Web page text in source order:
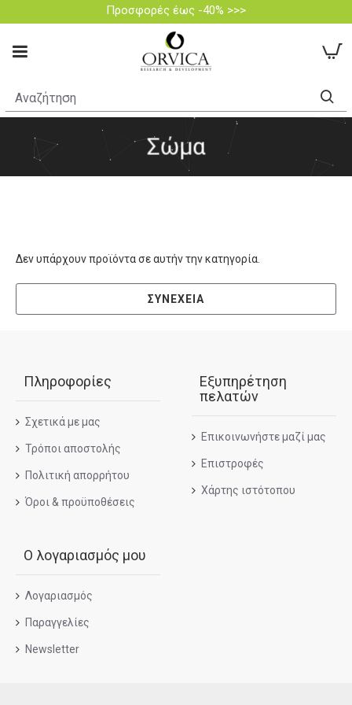
Προσφορές έως -40% >>>
Σώμα
Δεν υπάρχουν προϊόντα σε αυτήν την κατηγορία.
ΣΥΝΈΧΕΙΑ
Πληροφορίες
Σχετικά με μας
Τρόποι αποστολής
Πολιτική απορρήτου
Όροι & προϋποθέσεις
Εξυπηρέτηση
πελατών
Επικοινωνήστε μαζί μας
Επιστροφές
Χάρτης ιστότοπου
Ο λογαριασμός μου
Λογαριασμός
Παραγγελίες
Newsletter